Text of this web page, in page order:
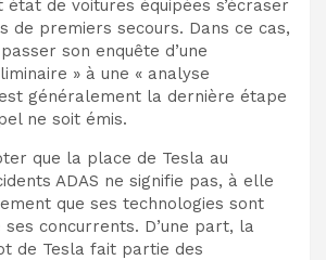
de voitures équipées s’écraser
de premiers secours. Dans ce cas,
son enquête d’une
» à une « analyse
généralement la dernière étape
ne soit émis.
que la place de Tesla au
ADAS ne signifie pas, à elle
que ses technologies sont
ses concurrents. D’une part, la
de Tesla fait partie des